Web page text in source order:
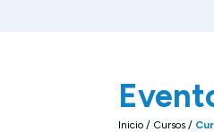
Inicio / Cursos /